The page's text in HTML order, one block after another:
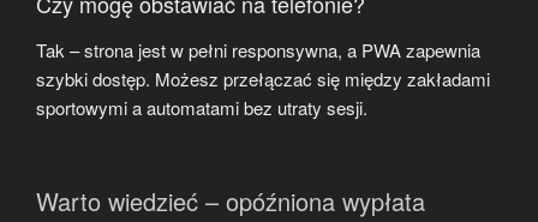
Tak – strona jest w pełni responsywna, a PWA zapewnia
szybki dostęp. Możesz przełączać się między zakładami
sportowymi a automatami bez utraty sesji.
Warto wiedzieć – opóźniona wypłata